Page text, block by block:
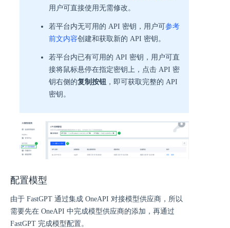
用户可直接使用无需修改。
若平台内无可用的 API 密钥，用户可参考
前文内容创建和获取新的 API 密钥。
若平台内已有可用的 API 密钥，用户可直
接将鼠标悬停在指定密钥上，点击 API 密
钥右侧的复制按钮 ，即可获取完整的 API
密钥。
配置模型
由于 FastGPT 通过集成 OneAPI 对接模型供应商，所以
需要先在 OneAPI 中完成模型供应商的添加，再通过
FastGPT 完成模型配置。